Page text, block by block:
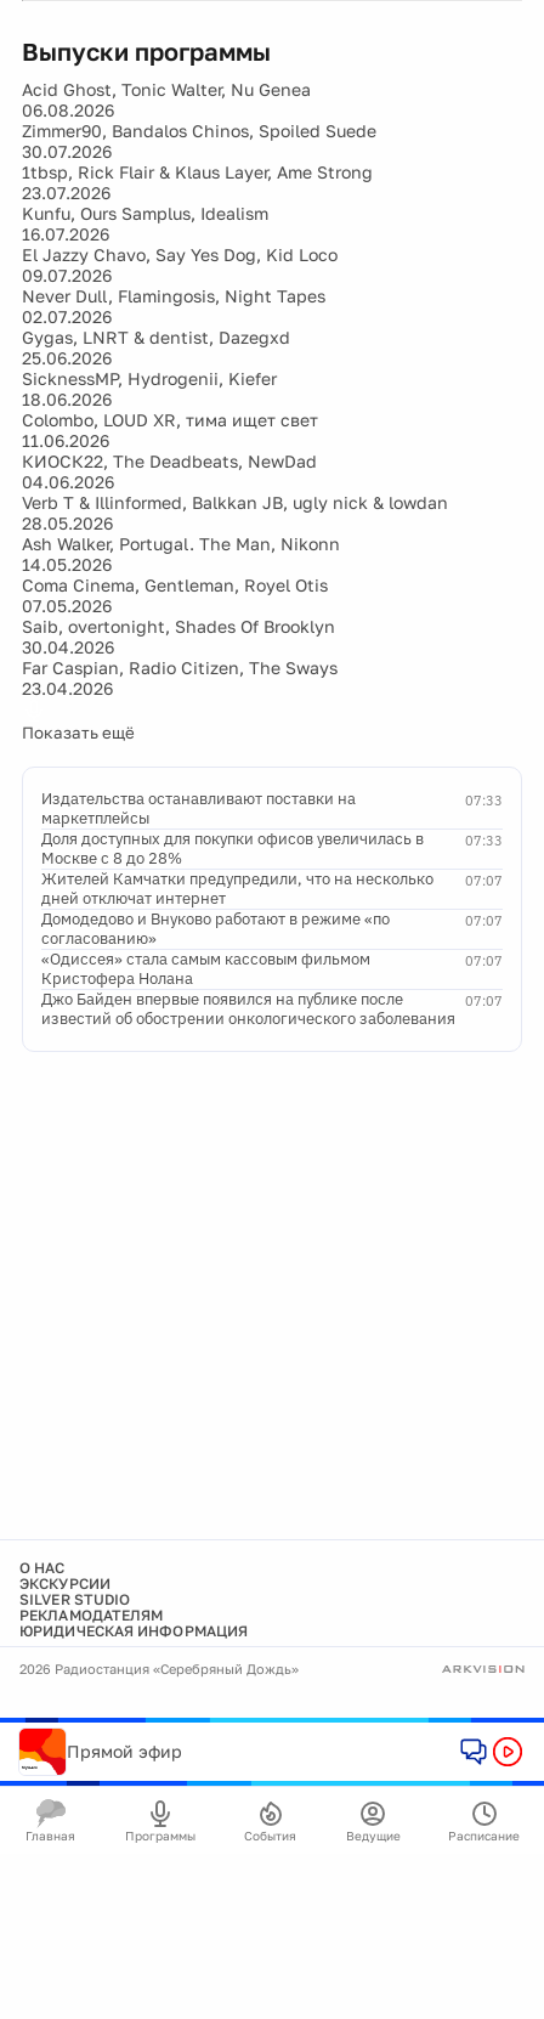
Выпуски программы
Acid Ghost, Tonic Walter, Nu Genea
06.08.2026
Zimmer90, Bandalos Chinos, Spoiled Suede
30.07.2026
1tbsp, Rick Flair & Klaus Layer, Ame Strong
23.07.2026
Kunfu, Ours Samplus, Idealism
16.07.2026
El Jazzy Chavo, Say Yes Dog, Kid Loco
09.07.2026
Never Dull, Flamingosis, Night Tapes
02.07.2026
Gygas, LNRT & dentist, Dazegxd
25.06.2026
SicknessMP, Hydrogenii, Kiefer
18.06.2026
Colombo, LOUD XR, тима ищет свет
11.06.2026
КИОСК22, The Deadbeats, NewDad
04.06.2026
Verb T & Illinformed, Balkkan JB, ugly nick & lowdan
28.05.2026
Ash Walker, Portugal. The Man, Nikonn
14.05.2026
Coma Cinema, Gentleman, Royel Otis
07.05.2026
Saib, overtonight, Shades Of Brooklyn
30.04.2026
Far Caspian, Radio Citizen, The Sways
23.04.2026
Показать ещё
07:33
Издательства останавливают поставки на
маркетплейсы
07:33
Доля доступных для покупки офисов увеличилась в
Москве с 8 до 28%
07:07
Жителей Камчатки предупредили, что на несколько
дней отключат интернет
07:07
Домодедово и Внуково работают в режиме «по
согласованию»
07:07
«Одиссея» стала самым кассовым фильмом
Кристофера Нолана
07:07
Джо Байден впервые появился на публике после
известий об обострении онкологического заболевания
О НАС
ЭКСКУРСИИ
SILVER STUDIO
РЕКЛАМОДАТЕЛЯМ
ЮРИДИЧЕСКАЯ ИНФОРМАЦИЯ
2026 Радиостанция «Серебряный Дождь»
Прямой эфир
Главная Программы События Ведущие Расписание